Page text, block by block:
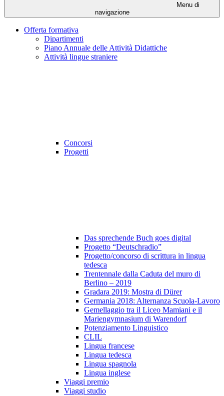
Menu di
navigazione
Offerta formativa
Dipartimenti
Piano Annuale delle Attività Didattiche
Attività lingue straniere
Concorsi
Progetti
Das sprechende Buch goes digital
Progetto “Deutschradio”
Progetto/concorso di scrittura in lingua
tedesca
Trentennale dalla Caduta del muro di
Berlino – 2019
Gradara 2019: Mostra di Dürer
Germania 2018: Alternanza Scuola-Lavoro
Gemellaggio tra il Liceo Mamiani e il
Mariengymnasium di Warendorf
Potenziamento Linguistico
CLIL
Lingua francese
Lingua tedesca
Lingua spagnola
Lingua inglese
Viaggi premio
Viaggi studio